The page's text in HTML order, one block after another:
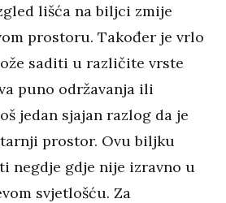
lišća na biljci zmije
prostoru. Također je vrlo
saditi u različite vrste
puno održavanja ili
jedan sjajan razlog da je
prostor. Ovu biljku
negdje gdje nije izravno u
svjetlošću. Za